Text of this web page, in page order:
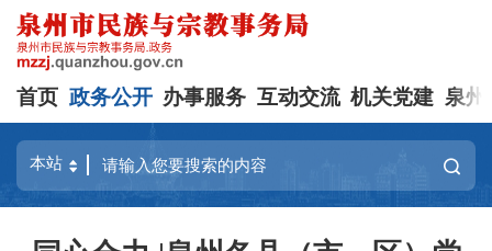
首页 政务公开 办事服务 互动交流 机关党建 泉州